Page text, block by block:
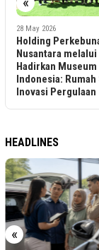
28 May 2026
Holding
Nusantara melalui
Hadirkan Museum
Indonesia:
Inovasi Pergulaan
HEADLINES
«